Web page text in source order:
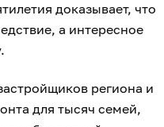
доказывает, что
а интересное
региона и
для тысяч семей,